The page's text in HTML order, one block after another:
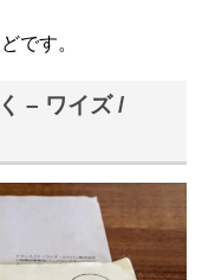
です。
– ワイズ /